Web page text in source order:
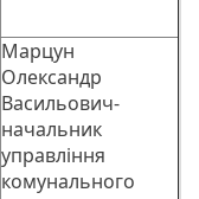
Марцун
Олександр
Васильович-
начальник
управління
комунального